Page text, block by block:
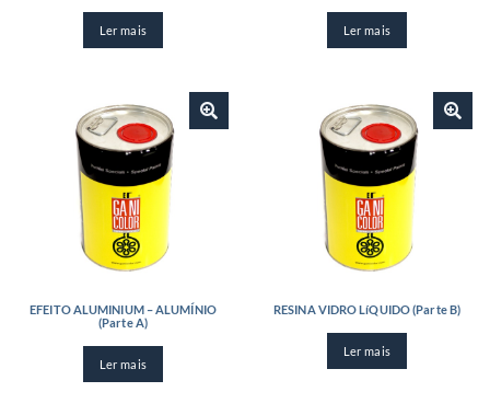
Ler mais Ler mais
EFEITO ALUMINIUM – ALUMÍNIO
(Parte A)
Ler mais
RESINA VIDRO LíQUIDO (Parte B)
Ler mais